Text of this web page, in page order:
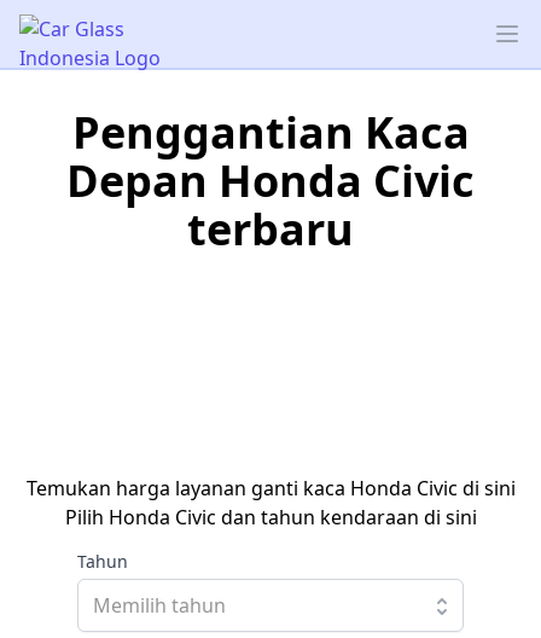
Car Glass Indonesia
Penggantian Kaca
Depan Honda Civic
terbaru
Temukan harga layanan ganti kaca Honda Civic di sini
Pilih Honda Civic dan tahun kendaraan di sini
Tahun